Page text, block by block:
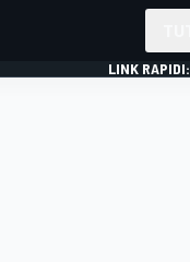
LINK RAPIDI: